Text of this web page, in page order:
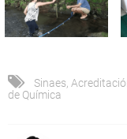
Sinaes
de Química